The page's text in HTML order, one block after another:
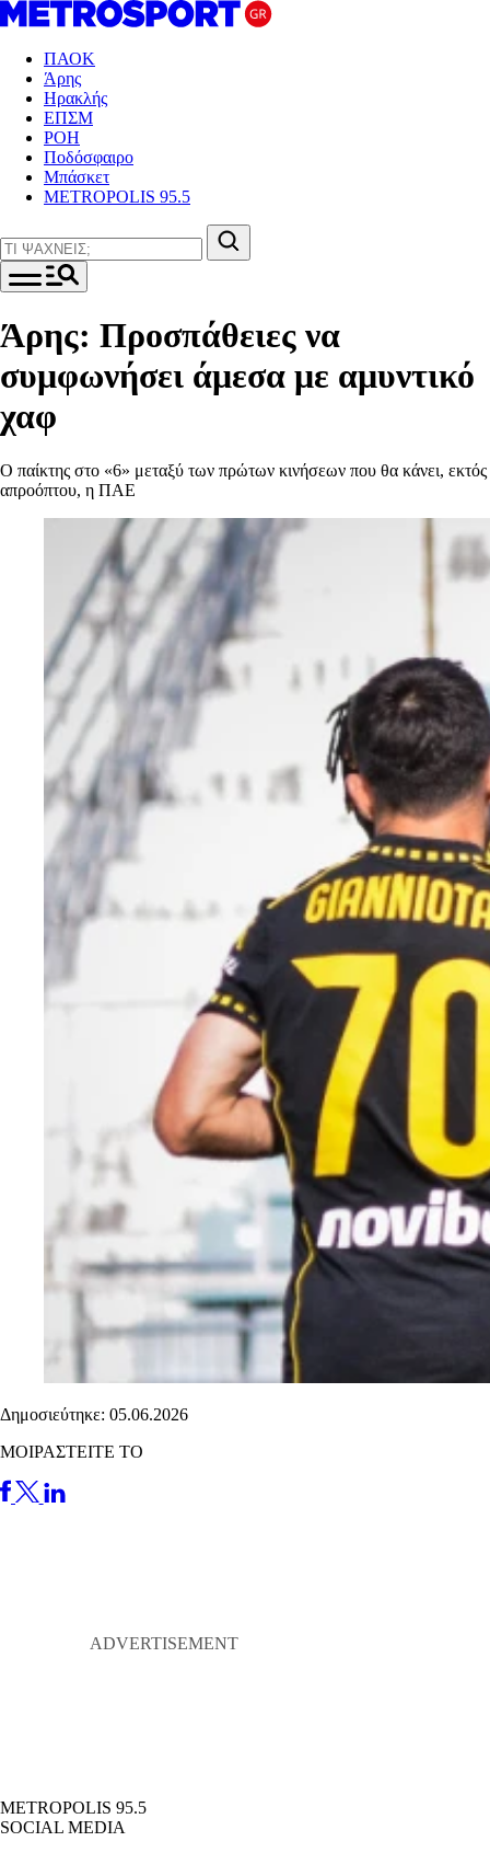
ΠΑΟΚ
Άρης
Ηρακλής
ΕΠΣΜ
ΡΟΗ
Ποδόσφαιρο
Μπάσκετ
METROPOLIS 95.5
Άρης: Προσπάθειες να
συμφωνήσει άμεσα με αμυντικό
χαφ
Ο παίκτης στο «6» μεταξύ των πρώτων κινήσεων που θα κάνει, εκτός
απροόπτου, η ΠΑΕ
Δημοσιεύτηκε: 05.06.2026
ΜΟΙΡΑΣΤΕΙΤΕ ΤΟ
METROPOLIS 95.5
SOCIAL MEDIA